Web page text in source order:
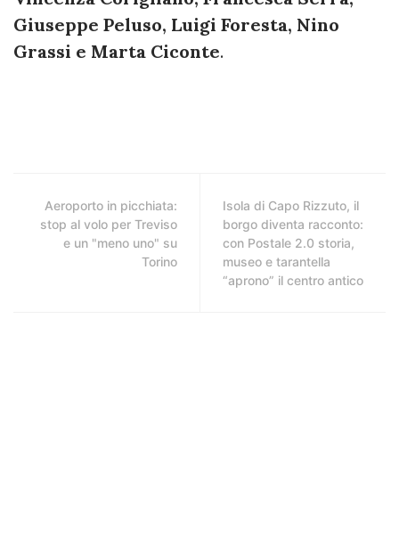
Giuseppe Peluso, Luigi Foresta, Nino
Grassi e Marta Ciconte.
Aeroporto in picchiata:
stop al volo per Treviso
e un "meno uno" su
Torino
Isola di Capo Rizzuto, il
borgo diventa racconto:
con Postale 2.0 storia,
museo e tarantella
“aprono” il centro antico